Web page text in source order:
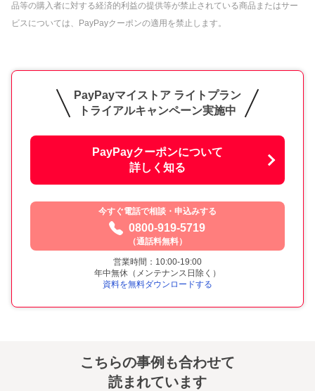
品等の購入者に対する経済的利益の提供等が禁止されている商品またはサー
ビスについては、PayPayクーポンの適用を禁止します。
PayPayマイストア ライトプラン
トライアルキャンペーン実施中
PayPayクーポンについて
詳しく知る
今すぐ電話で相談・申込みする
0800-919-5719
（通話料無料）
営業時間：10:00-19:00
年中無休（メンテナンス日除く）
資料を無料ダウンロードする
こちらの事例も合わせて
読まれています